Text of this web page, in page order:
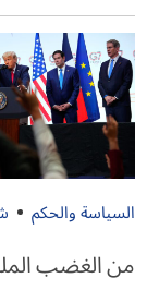
السياسة والحكم
من الغضب